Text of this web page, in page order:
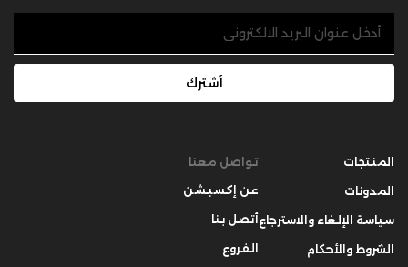
أشترك
المنتجات
المدونات
سياسة الإلغاء والاسترجاع
الشروط والأحكام
تواصل معنا
عن إكسبشن
أتصل بنا
الفروع